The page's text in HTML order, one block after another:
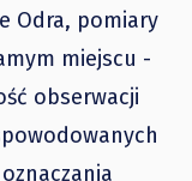
Odra, pomiary
miejscu -
obserwacji